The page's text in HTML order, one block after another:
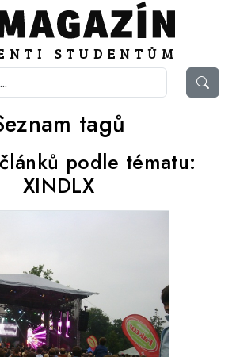
tagů
podle tématu:
XINDLX